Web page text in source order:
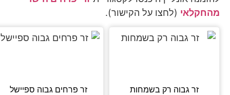
מהחקלאי (לחצו על הקישור).
זר גבוה רק בשמחות
זר פרחים גבוה ספיישל